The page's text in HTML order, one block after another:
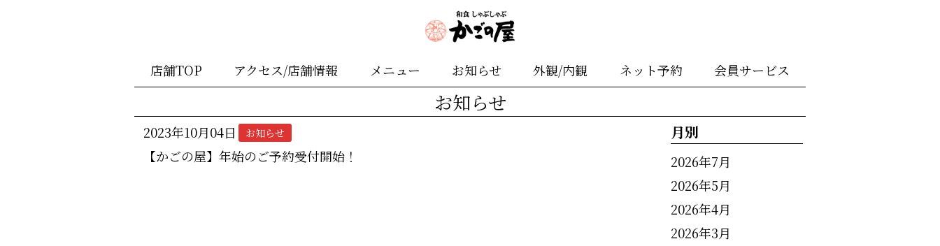
店舗TOP アクセス/店舗情報 メニュー お知らせ 外観/内観 ネット予約 会員サービス
お知らせ
2023年10月04日 お知らせ
【かごの屋】年始のご予約受付開始！
月別
2026年7月
2026年5月
2026年4月
2026年3月